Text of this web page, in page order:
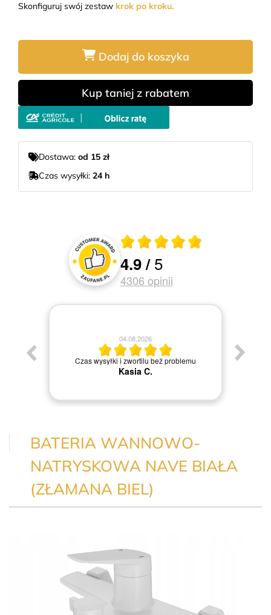
Skonfiguruj swój zestaw krok po kroku.
Dodaj do koszyka
Kup taniej z rabatem
Dostawa: od 15 zł
Czas wysyłki: 24 h
Oceny i recenzje klientów
Średnia ocena 4.9 z 5
4.9/5
4306 opinii
04.08.2026
Czas wysyłki i zwortilu beż problemu
Kasia C.
BATERIA WANNOWO-
NATRYSKOWA NAVE BIAŁA
(ZŁAMANA BIEL)